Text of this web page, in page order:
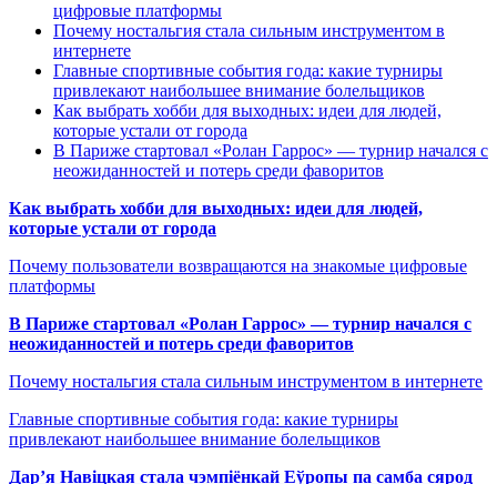
цифровые платформы
Почему ностальгия стала сильным инструментом в
интернете
Главные спортивные события года: какие турниры
привлекают наибольшее внимание болельщиков
Как выбрать хобби для выходных: идеи для людей,
которые устали от города
В Париже стартовал «Ролан Гаррос» — турнир начался с
неожиданностей и потерь среди фаворитов
Как выбрать хобби для выходных: идеи для людей,
которые устали от города
Почему пользователи возвращаются на знакомые цифровые
платформы
В Париже стартовал «Ролан Гаррос» — турнир начался с
неожиданностей и потерь среди фаворитов
Почему ностальгия стала сильным инструментом в интернете
Главные спортивные события года: какие турниры
привлекают наибольшее внимание болельщиков
Дар’я Навіцкая стала чэмпіёнкай Еўропы па самба сярод